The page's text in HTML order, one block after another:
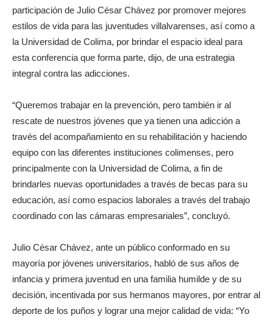
participación de Julio César Chávez por promover mejores
estilos de vida para las juventudes villalvarenses, así como a
la Universidad de Colima, por brindar el espacio ideal para
esta conferencia que forma parte, dijo, de una estrategia
integral contra las adicciones.
“Queremos trabajar en la prevención, pero también ir al
rescate de nuestros jóvenes que ya tienen una adicción a
través del acompañamiento en su rehabilitación y haciendo
equipo con las diferentes instituciones colimenses, pero
principalmente con la Universidad de Colima, a fin de
brindarles nuevas oportunidades a través de becas para su
educación, así como espacios laborales a través del trabajo
coordinado con las cámaras empresariales”, concluyó.
Julio César Chávez, ante un público conformado en su
mayoría por jóvenes universitarios, habló de sus años de
infancia y primera juventud en una familia humilde y de su
decisión, incentivada por sus hermanos mayores, por entrar al
deporte de los puños y lograr una mejor calidad de vida: “Yo